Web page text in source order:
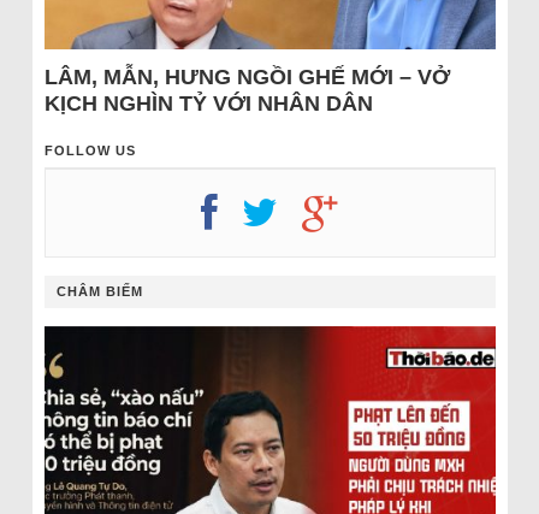
LÂM, MẪN, HƯNG NGỒI GHẾ MỚI – VỞ
KỊCH NGHÌN TỶ VỚI NHÂN DÂN
FOLLOW US
CHÂM BIẾM